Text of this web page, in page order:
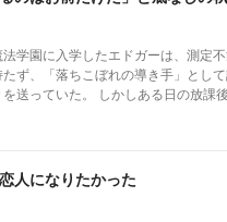
ら、もういい！」 堪忍袋の緒が切れ
。すると、渉は意外な反応を……？ 倦
度恋をする。幼なじみオメガバース
法学園に入学したエドガーは、測定
ず、「落ちこぼれの導き手」とし
送っていた。 しかしある日の放課
られる最強の戦闘魔術教官、レオ
ってしまう。 強大すぎる魔力ゆえ
かな波長は、世界で唯一、彼の苦痛を
ものだった。 「お前は、俺の専属の
癒やしたことで、冷酷なはずの最強
恋人になりたかった